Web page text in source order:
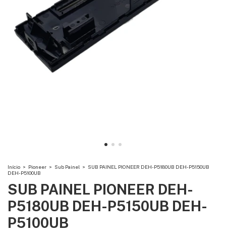
Início > Pioneer > Sub Painel > SUB PAINEL PIONEER DEH-P5180UB DEH-P5150UB
DEH-P5100UB
SUB PAINEL PIONEER DEH-
P5180UB DEH-P5150UB DEH-
P5100UB